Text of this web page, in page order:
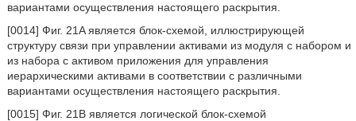
вариантами осуществления настоящего раскрытия.
[0014] Фиг. 21A является блок-схемой, иллюстрирующей
структуру связи при управлении активами из модуля с набором и
из набора с активом приложения для управления
иерархическими активами в соответствии с различными
вариантами осуществления настоящего раскрытия.
[0015] Фиг. 21B является логической блок-схемой